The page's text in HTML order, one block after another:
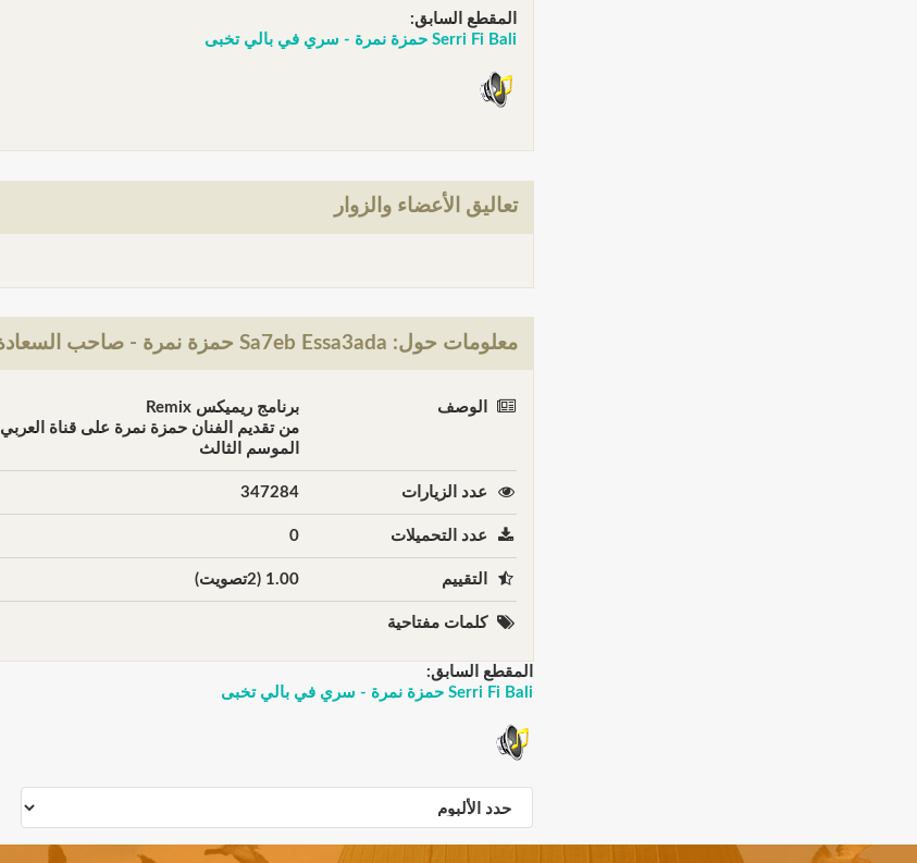
المقطع السابق:
Serri Fi Bali حمزة نمرة - سري في بالي تخبى
تعاليق الأعضاء والزوار
معلومات حول: Sa7eb Essa3ada حمزة نمرة - صاحب السعادة
الوصف
برنامج ريميكس Remix
من تقديم الفنان حمزة نمرة على قناة العربي
الموسم الثالث
عدد الزيارات 347284
عدد التحميلات 0
التقييم 1.00 (2تصويت)
كلمات مفتاحية
المقطع السابق:
Serri Fi Bali حمزة نمرة - سري في بالي تخبى